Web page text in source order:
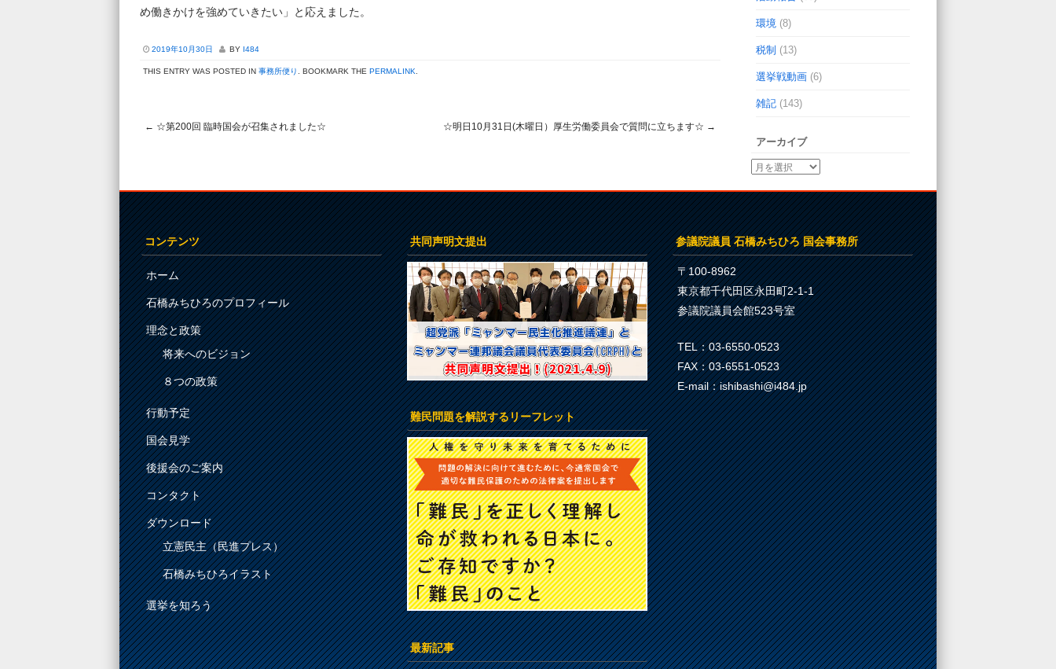
め働きかけを強めていきたい」と応えました。
2019年10月30日 BY I484
THIS ENTRY WAS POSTED IN 事務所便り . BOOKMARK THE PERMALINK.
← ☆第200回 臨時国会が召集されました☆ ☆明日10月31日(木曜日）厚生労働委員会で質問に立ちます☆ →
環境 (8)
税制 (13)
選挙戦動画 (6)
雑記 (143)
アーカイブ
コンテンツ
ホーム
石橋みちひろのプロフィール
理念と政策
将来へのビジョン
８つの政策
行動予定
国会見学
後援会のご案内
コンタクト
ダウンロード
立憲民主（民進プレス）
石橋みちひろイラスト
選挙を知ろう
共同声明文提出
難民問題を解説するリーフレット
最新記事
参議院議員 石橋みちひろ 国会事務所
〒100-8962
東京都千代田区永田町2-1-1
参議院議員会館523号室
TEL：03-6550-0523
FAX：03-6551-0523
E-mail：ishibashi@i484.jp